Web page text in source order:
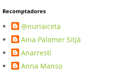
Recomptadores
@nuriaiceta
Aina Palomer Sitjà
Anarresti
Anna Manso